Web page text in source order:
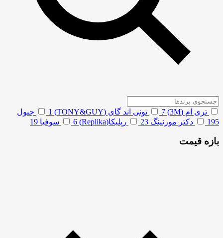
تری ام (3M) 7 تونی اند گای (TONY&GUY) 1
جیول
195
دکتر مورنینگ 23 رپلیکا(Replika) 6 سوفیا 19
بازه قیمت